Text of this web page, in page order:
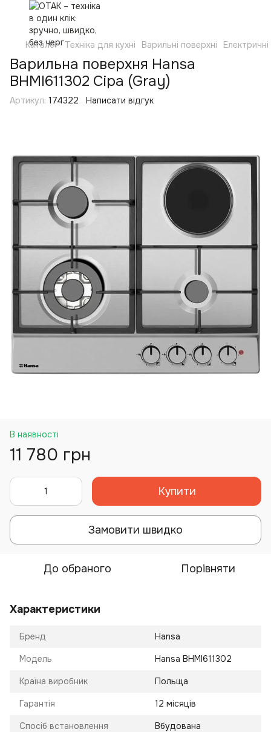
Каталог Техніка для кухні Варильні поверхні Електричні
Варильна поверхня Hansa
BHMI611302 Сіра (Gray)
Артикул: 174322 Написати відгук
В наявності
11 780 грн
Купити
Замовити швидко
До обраного Порівняти
Характеристики
Бренд Hansa
Модель Hansa BHMI611302
Країна виробник Польща
Гарантія 12 місяців
Спосіб встановлення Вбудована